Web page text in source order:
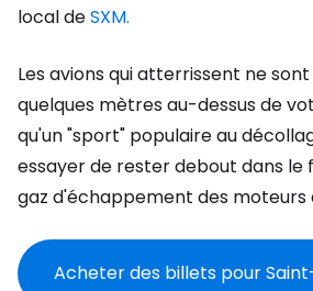
local deSXM.
Les avions qui atterrissent ne
quelques mètres au-dessus de
qu'un "sport" populaire au
essayer de rester debout dans
gaz d'échappement des moteurs
Acheter des billets pour